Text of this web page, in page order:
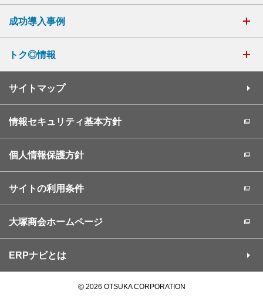
成功導入事例
トク◎情報
サイトマップ
情報セキュリティ基本方針
個人情報保護方針
サイトの利用条件
大塚商会ホームページ
ERPナビとは
©2026 OTSUKA CORPORATION